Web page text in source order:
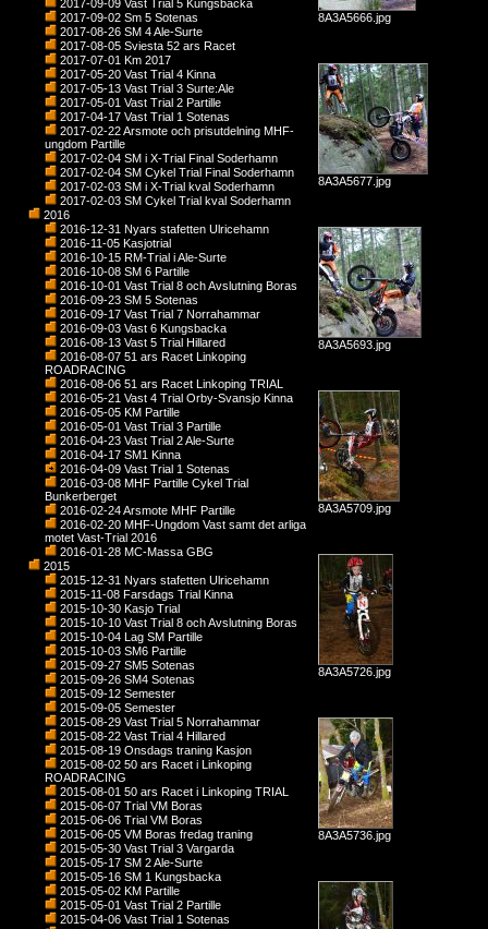
2017-09-09 Vast Trial 5 Kungsbacka
2017-09-02 Sm 5 Sotenas
2017-08-26 SM 4 Ale-Surte
2017-08-05 Sviesta 52 ars Racet
2017-07-01 Km 2017
2017-05-20 Vast Trial 4 Kinna
2017-05-13 Vast Trial 3 Surte:Ale
2017-05-01 Vast Trial 2 Partille
2017-04-17 Vast Trial 1 Sotenas
2017-02-22 Arsmote och prisutdelning MHF-
ungdom Partille
2017-02-04 SM i X-Trial Final Soderhamn
2017-02-04 SM Cykel Trial Final Soderhamn
2017-02-03 SM i X-Trial kval Soderhamn
2017-02-03 SM Cykel Trial kval Soderhamn
2016
2016-12-31 Nyars stafetten Ulricehamn
2016-11-05 Kasjotrial
2016-10-15 RM-Trial i Ale-Surte
2016-10-08 SM 6 Partille
2016-10-01 Vast Trial 8 och Avslutning Boras
2016-09-23 SM 5 Sotenas
2016-09-17 Vast Trial 7 Norrahammar
2016-09-03 Vast 6 Kungsbacka
2016-08-13 Vast 5 Trial Hillared
2016-08-07 51 ars Racet Linkoping
ROADRACING
2016-08-06 51 ars Racet Linkoping TRIAL
2016-05-21 Vast 4 Trial Orby-Svansjo Kinna
2016-05-05 KM Partille
2016-05-01 Vast Trial 3 Partille
2016-04-23 Vast Trial 2 Ale-Surte
2016-04-17 SM1 Kinna
2016-04-09 Vast Trial 1 Sotenas
2016-03-08 MHF Partille Cykel Trial
Bunkerberget
2016-02-24 Arsmote MHF Partille
2016-02-20 MHF-Ungdom Vast samt det arliga
motet Vast-Trial 2016
2016-01-28 MC-Massa GBG
2015
2015-12-31 Nyars stafetten Ulricehamn
2015-11-08 Farsdags Trial Kinna
2015-10-30 Kasjo Trial
2015-10-10 Vast Trial 8 och Avslutning Boras
2015-10-04 Lag SM Partille
2015-10-03 SM6 Partille
2015-09-27 SM5 Sotenas
2015-09-26 SM4 Sotenas
2015-09-12 Semester
2015-09-05 Semester
2015-08-29 Vast Trial 5 Norrahammar
2015-08-22 Vast Trial 4 Hillared
2015-08-19 Onsdags traning Kasjon
2015-08-02 50 ars Racet i Linkoping
ROADRACING
2015-08-01 50 ars Racet i Linkoping TRIAL
2015-06-07 Trial VM Boras
2015-06-06 Trial VM Boras
2015-06-05 VM Boras fredag traning
2015-05-30 Vast Trial 3 Vargarda
2015-05-17 SM 2 Ale-Surte
2015-05-16 SM 1 Kungsbacka
2015-05-02 KM Partille
2015-05-01 Vast Trial 2 Partille
2015-04-06 Vast Trial 1 Sotenas
8A3A5666.jpg
8A3A5677.jpg
8A3A5693.jpg
8A3A5709.jpg
8A3A5726.jpg
8A3A5736.jpg